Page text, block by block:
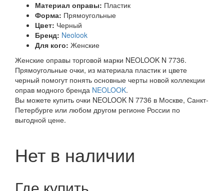
Материал оправы: Пластик
Форма: Прямоугольные
Цвет: Черный
Бренд: Neolook
Для кого: Женские
Женские оправы торговой марки NEOLOOK N 7736.
Прямоугольные очки, из материала пластик и цвете
черный помогут понять основные черты новой коллекции
оправ модного бренда NEOLOOK.
Вы можете купить очки NEOLOOK N 7736 в Москве, Санкт-
Петербурге или любом другом регионе России по
выгодной цене.
Нет в наличии